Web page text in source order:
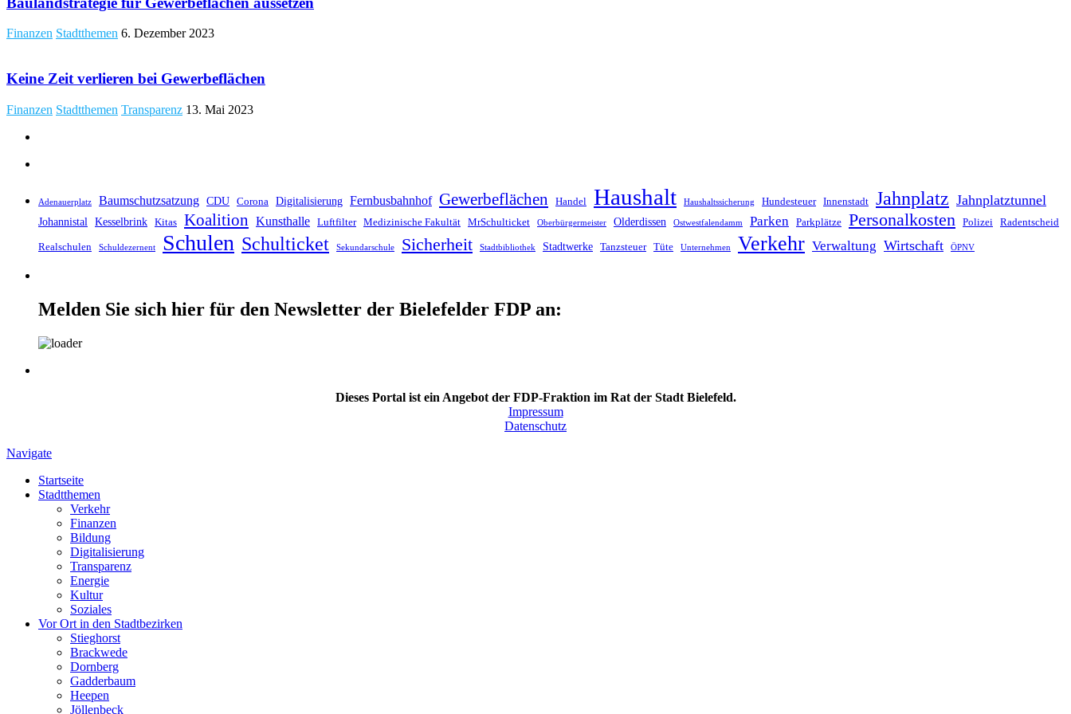
Finanzen Stadtthemen 6. Dezember 2023
Keine Zeit verlieren bei Gewerbeflächen
Finanzen Stadtthemen Transparenz 13. Mai 2023
Adenauerplatz Baumschutzsatzung CDU Corona Digitalisierung Fernbusbahnhof Gewerbeflächen Handel Haushalt Haushaltssicherung Hundesteuer Innenstadt Jahnplatz Jahnplatztunnel
Johannistal Kesselbrink Kitas Koalition Kunsthalle Luftfilter Medizinische Fakultät MrSchulticket Oberbürgermeister Olderdissen Ostwestfalendamm Parken Parkplätze Personalkosten Polizei Radentscheid
Realschulen Schuldezernent Schulen Schulticket Sekundarschule Sicherheit Stadtbibliothek Stadtwerke Tanzsteuer Tüte Unternehmen Verkehr Verwaltung Wirtschaft ÖPNV
Melden Sie sich hier für den Newsletter der Bielefelder FDP an:
Dieses Portal ist ein Angebot der FDP-Fraktion im Rat der Stadt Bielefeld.
Impressum
Datenschutz
Navigate
Startseite
Stadtthemen
Verkehr
Finanzen
Bildung
Digitalisierung
Transparenz
Energie
Kultur
Soziales
Vor Ort in den Stadtbezirken
Stieghorst
Brackwede
Dornberg
Gadderbaum
Heepen
Jöllenbeck